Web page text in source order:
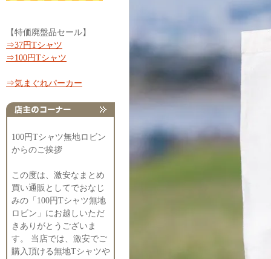
【特価廃盤品セール】
⇒37円Tシャツ
⇒100円Tシャツ
⇒気まぐれパーカー
100円Tシャツ無地ロビン
からのご挨拶
この度は、激安なまとめ
買い通販としてでおなじ
みの「100円Tシャツ無地
ロビン」にお越しいただ
きありがとうございま
す。 当店では、激安でご
購入頂ける無地Tシャツや